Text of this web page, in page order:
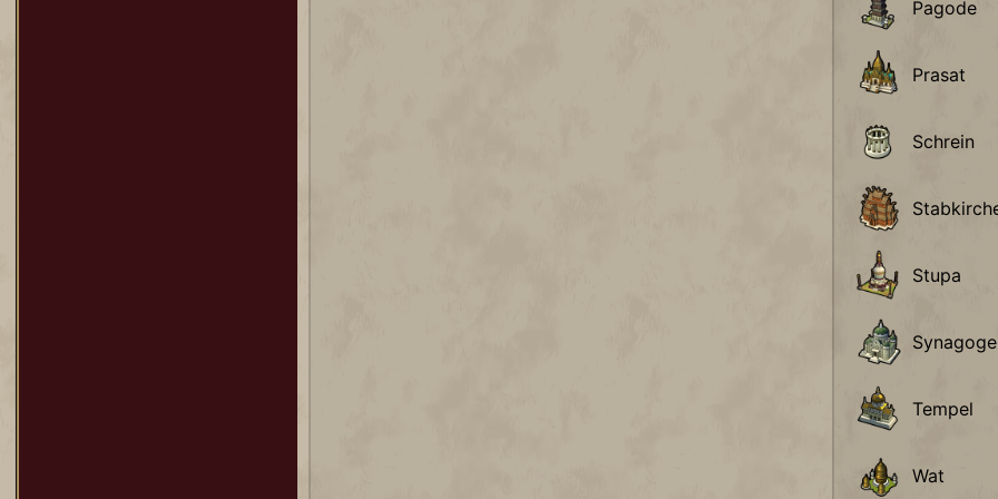
Pagode
Prasat
Schrein
Stupa
Synagoge
Tempel
Wat